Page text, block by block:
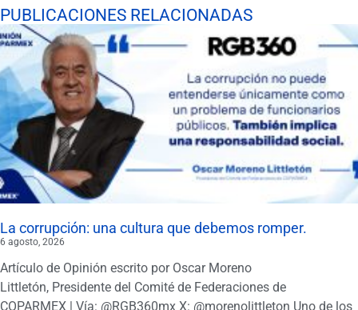
PUBLICACIONES RELACIONADAS
La corrupción: una cultura que debemos romper.
6 agosto, 2026
Artículo de Opinión escrito por Oscar Moreno
Littletón, Presidente del Comité de Federaciones de
COPARMEX | Vía: @RGB360mx X: @morenolittleton Uno de los